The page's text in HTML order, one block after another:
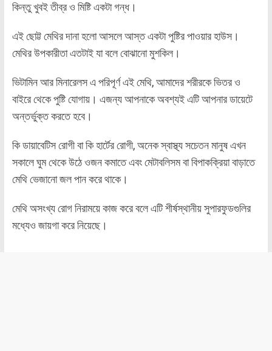
কিন্তু খুবই তীব্র ও মিষ্টি একটা গন্ধ।
এই ছোট্ট মেথির দানা হলো আসলে আস্ত একটা পুষ্টির পাওয়ার হাউস।
মেথির উপকারীতা এতটাই যা বলে বোঝানো মুশকিল।
ভিটামিন আর মিনারেলস এ পরিপূর্ণ এই মেথি, আমাদের শরীরকে ভিতর ও
বাইরে থেকে পুষ্টি যোগায়। এজন্য আপনাকে অবশ্যই এটি আপনার ডায়েটে
অন্তর্ভুক্ত করতে হবে।
কি ডায়াবেটিস রোগী বা কি হার্টের রোগী, অনেক স্বাস্থ্য সচেতন মানুষ এখন
সকালে ঘুম থেকে উঠে ওজন কমাতে এবং মেটাবলিসম বা বিপাকক্রিয়া বাড়াতে
মেথি ভেজানো জল পান করে থাকে।
মেথি অসংখ্য রোগ নিরাময়ে কাজ করে বলে এটি শীর্ষস্থানীয় সুপারফুডগুলির
মধ্যেও জায়গা করে নিয়েছে।